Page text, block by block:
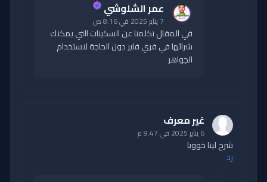
عمر الشلوشي
7 يناير 2025 في 8:16 ص
في المقال تكلمنا عن السكينات التي يمكنك
شرائها في فري فاير دون الحاجة لاستخدام
الجواهر
غير معرف
6 يناير 2025 في 9:47 م
شرح لينا خوويا
رد